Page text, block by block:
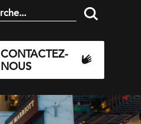
CONTACTEZ-
NOUS